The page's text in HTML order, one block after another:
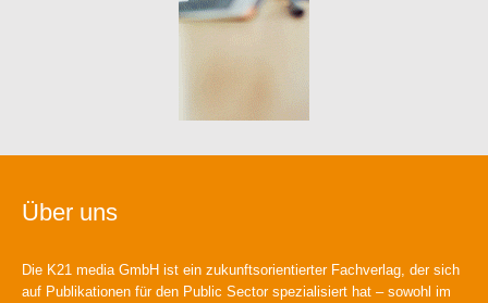
Über uns
Die K21 media GmbH ist ein zukunftsorientierter Fachverlag, der sich
auf Publikationen für den Public Sector spezialisiert hat – sowohl im